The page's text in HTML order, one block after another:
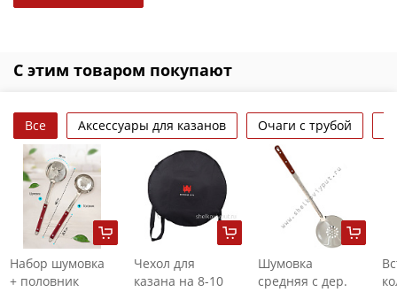
С этим товаром покупают
Все Аксессуары для казанов Очаги с трубой
Набор шумовка
+ половник
Чехол для
казана на 8-10
Шумовка
средняя с дер.